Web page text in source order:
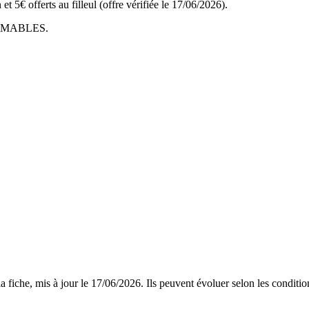
5€ offerts au filleul (offre vérifiée le 17/06/2026).
.
fiche, mis à jour le 17/06/2026. Ils peuvent évoluer selon les